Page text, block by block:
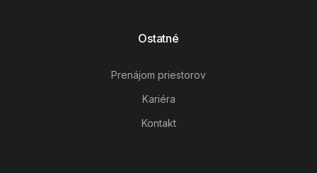
Ostatné
Prenájom priestorov
Kariéra
Kontakt